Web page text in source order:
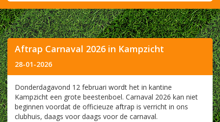
Aftrap Carnaval 2026 in Kampzicht
28-01-2026
Donderdagavond 12 februari wordt het in kantine
Kampzicht een grote beestenboel. Carnaval 2026 kan niet
beginnen voordat de officieuze aftrap is verricht in ons
clubhuis, daags voor daags voor de carnaval.